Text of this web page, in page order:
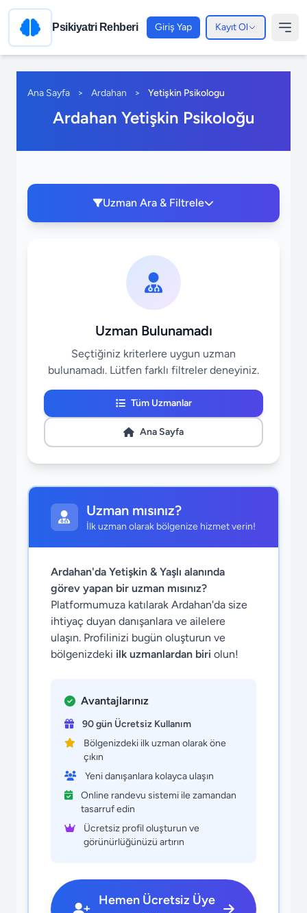
Psikiyatri Rehberi Giriş Yap Kayıt Ol
Ana Sayfa > Ardahan > Yetişkin Psikologu
Ardahan Yetişkin Psikoloğu
Uzman Ara & Filtrele
Uzman Bulunamadı
Seçtiğiniz kriterlere uygun uzman
bulunamadı. Lütfen farklı filtreler deneyiniz.
Tüm Uzmanlar
Ana Sayfa
Uzman mısınız?
İlk uzman olarak bölgenize hizmet verin!
Ardahan'da Yetişkin & Yaşlı alanında
görev yapan bir uzman mısınız?
Platformumuza katılarak Ardahan'da size
ihtiyaç duyan danışanlara ve ailelere
ulaşın. Profilinizi bugün oluşturun ve
bölgenizdeki ilk uzmanlardan biri olun!
Avantajlarınız
90 gün Ücretsiz Kullanım
Bölgenizdeki ilk uzman olarak öne
çıkın
Yeni danışanlara kolayca ulaşın
Online randevu sistemi ile zamandan
tasarruf edin
Ücretsiz profil oluşturun ve
görünürlüğünüzü artırın
Hemen Ücretsiz Üye